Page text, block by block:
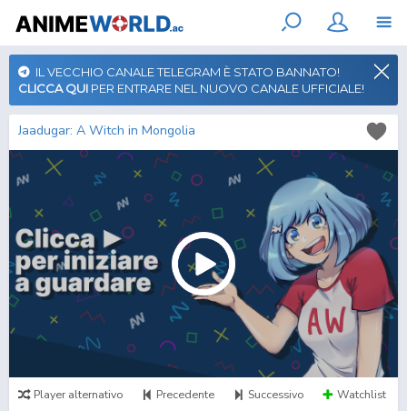
IL VECCHIO CANALE TELEGRAM È STATO BANNATO!
CLICCA QUI PER ENTRARE NEL NUOVO CANALE UFFICIALE!
Jaadugar: A Witch in Mongolia
Player alternativo Precedente Successivo Watchlist